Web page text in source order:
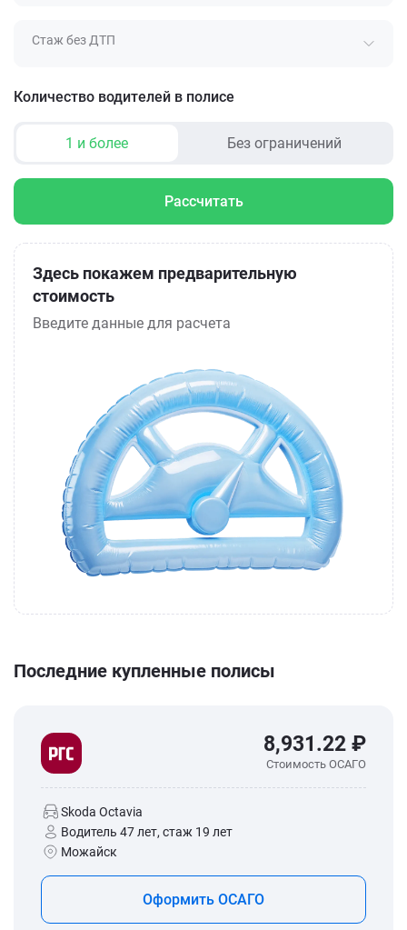
Стаж без ДТП
Количество водителей в полисе
1 и более Без ограничений
Рассчитать
Здесь покажем предварительную
стоимость
Введите данные для расчета
Последние купленные полисы
8,931.22 ₽
Стоимость ОСАГО
Skoda Octavia
Водитель 47 лет, стаж 19 лет
Можайск
Оформить ОСАГО